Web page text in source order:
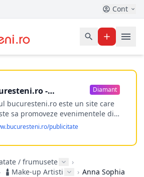
Cont
-
online
Diamant
bucuresteni.ro este un site care
sa promoveze evenimentele din
si nu numai, sa puna la
utilizatorului cea mai
harta electronica a
posibilitatea firmel...
publicitate
/ frumusete
›
Make-up Artisti › Anna Sophia